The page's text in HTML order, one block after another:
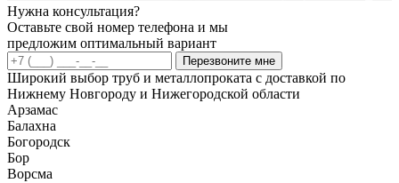
Нужна консультация?
Оставьте свой номер телефона и мы
предложим оптимальный вариант
Перезвоните мне
Широкий выбор труб и металлопроката с доставкой по
Нижнему Новгороду и Нижегородской области
Арзамас
Балахна
Богородск
Бор
Ворсма